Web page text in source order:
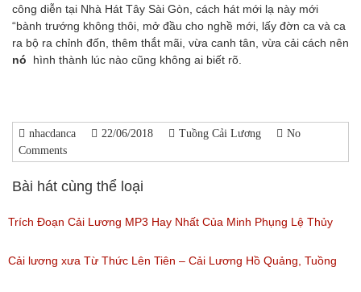
công diễn tại Nhà Hát Tây Sài Gòn, cách hát mới lạ này mới
“bành trướng không thôi, mở đầu cho nghề mới, lấy đờn ca và ca
ra bộ ra chỉnh đốn, thêm thắt mãi, vừa canh tân, vừa cải cách nên
nó
hình thành lúc nào cũng không ai biết rõ.
nhacdanca 22/06/2018 Tuồng Cải Lương
No
Comments
Bài hát cùng thể loại
Trích Đoạn Cải Lương MP3 Hay Nhất Của Minh Phụng Lệ Thủy
Phần 1
Cải lương xưa Từ Thức Lên Tiên – Cải Lương Hồ Quảng, Tuồng